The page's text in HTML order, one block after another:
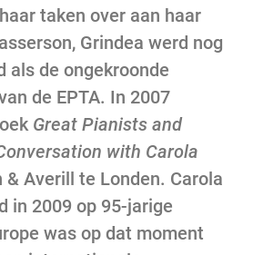
taken over aan haar
Grindea werd nog
als de ongekroonde
de EPTA. In 2007
Great Pianists and
with Carola
& Averill te Londen. Carola
in 2009 op 95-jarige
was op dat moment